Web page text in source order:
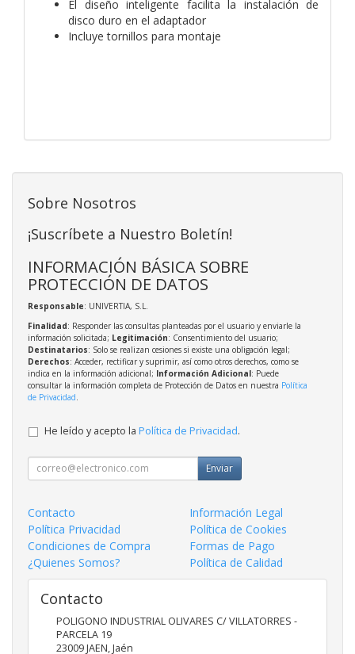
El diseño inteligente facilita la instalación de
disco duro en el adaptador
Incluye tornillos para montaje
Sobre Nosotros
¡Suscríbete a Nuestro Boletín!
INFORMACIÓN BÁSICA SOBRE
PROTECCIÓN DE DATOS
Responsable: UNIVERTIA, S.L.
Finalidad: Responder las consultas planteadas por el usuario y enviarle la
información solicitada; Legitimación: Consentimiento del usuario;
Destinatarios: Solo se realizan cesiones si existe una obligación legal;
Derechos: Acceder, rectificar y suprimir, así como otros derechos, como se
indica en la información adicional; Información Adicional: Puede
consultar la información completa de Protección de Datos en nuestra Política
de Privacidad
He leído y acepto la Política de Privacidad.
Enviar
Contacto
Información Legal
Política Privacidad
Política de Cookies
Condiciones de Compra
Formas de Pago
¿Quienes Somos?
Política de Calidad
Contacto
POLIGONO INDUSTRIAL OLIVARES C/ VILLATORRES -
PARCELA 19
23009JAEN,Jaén